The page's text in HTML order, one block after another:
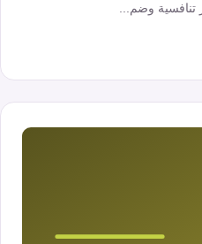
تنافسية وضم...